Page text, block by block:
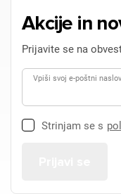
Akcije in
Prijavite se na
Vpiši svoj e-poštni naslov
Strinjam se s